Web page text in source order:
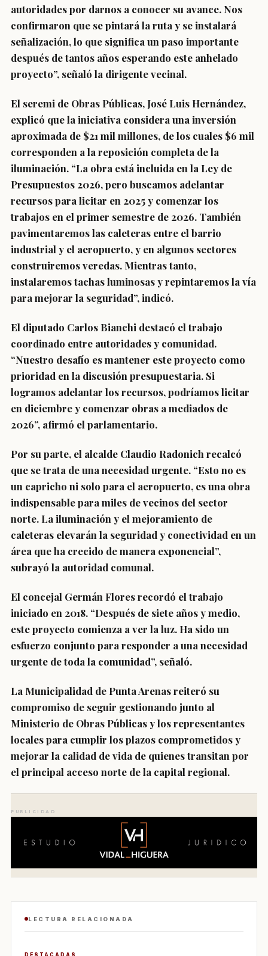
autoridades por darnos a conocer su avance. Nos
confirmaron que se pintará la ruta y se instalará
señalización, lo que significa un paso importante
después de tantos años esperando este anhelado
proyecto”, señaló la dirigente vecinal.
El seremi de Obras Públicas, José Luis Hernández,
explicó que la iniciativa considera una inversión
aproximada de $21 mil millones, de los cuales $6 mil
corresponden a la reposición completa de la
iluminación. “La obra está incluida en la Ley de
Presupuestos 2026, pero buscamos adelantar
recursos para licitar en 2025 y comenzar los
trabajos en el primer semestre de 2026. También
pavimentaremos las caleteras entre el barrio
industrial y el aeropuerto, y en algunos sectores
construiremos veredas. Mientras tanto,
instalaremos tachas luminosas y repintaremos la vía
para mejorar la seguridad”, indicó.
El diputado Carlos Bianchi destacó el trabajo
coordinado entre autoridades y comunidad.
“Nuestro desafío es mantener este proyecto como
prioridad en la discusión presupuestaria. Si
logramos adelantar los recursos, podríamos licitar
en diciembre y comenzar obras a mediados de
2026”, afirmó el parlamentario.
Por su parte, el alcalde Claudio Radonich recalcó
que se trata de una necesidad urgente. “Esto no es
un capricho ni solo para el aeropuerto, es una obra
indispensable para miles de vecinos del sector
norte. La iluminación y el mejoramiento de
caleteras elevarán la seguridad y conectividad en un
área que ha crecido de manera exponencial”,
subrayó la autoridad comunal.
El concejal Germán Flores recordó el trabajo
iniciado en 2018. “Después de siete años y medio,
este proyecto comienza a ver la luz. Ha sido un
esfuerzo conjunto para responder a una necesidad
urgente de toda la comunidad”, señaló.
La Municipalidad de Punta Arenas reiteró su
compromiso de seguir gestionando junto al
Ministerio de Obras Públicas y los representantes
locales para cumplir los plazos comprometidos y
mejorar la calidad de vida de quienes transitan por
el principal acceso norte de la capital regional.
PUBLICIDAD
LECTURA RELACIONADA
DESTACADAS